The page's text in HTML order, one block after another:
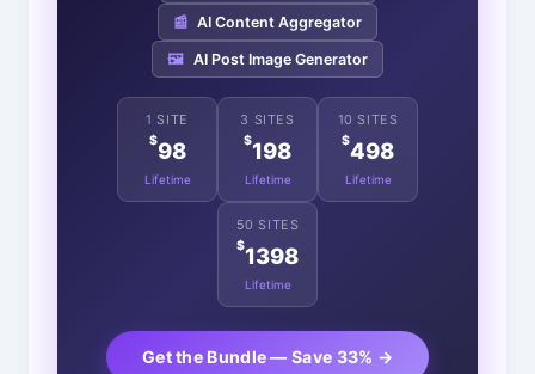
📰 AI Content Aggregator
🖼️ AI Post Image Generator
1 SITE
$98
Lifetime
3 SITES
$198
Lifetime
10 SITES
$498
Lifetime
50 SITES
$1398
Lifetime
Get the Bundle — Save 33% →